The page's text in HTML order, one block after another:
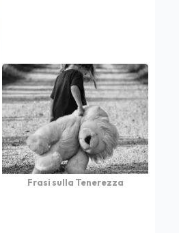
Frasi sulla Tenerezza